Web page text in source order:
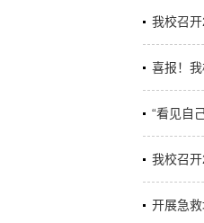
我校召
喜报！
“看见自
我校召
开展急